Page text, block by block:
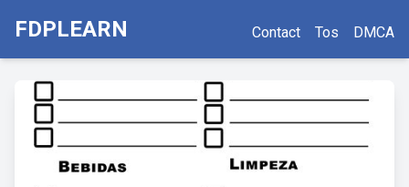
FDPLEARN Contact Tos DMCA